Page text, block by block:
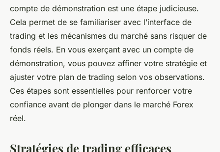
compte de démonstration est une étape judicieuse.
Cela permet de se familiariser avec l’interface de
trading et les mécanismes du marché sans risquer de
fonds réels. En vous exerçant avec un compte de
démonstration, vous pouvez affiner votre stratégie et
ajuster votre plan de trading selon vos observations.
Ces étapes sont essentielles pour renforcer votre
confiance avant de plonger dans le marché Forex
réel.
Stratégies de trading efficaces